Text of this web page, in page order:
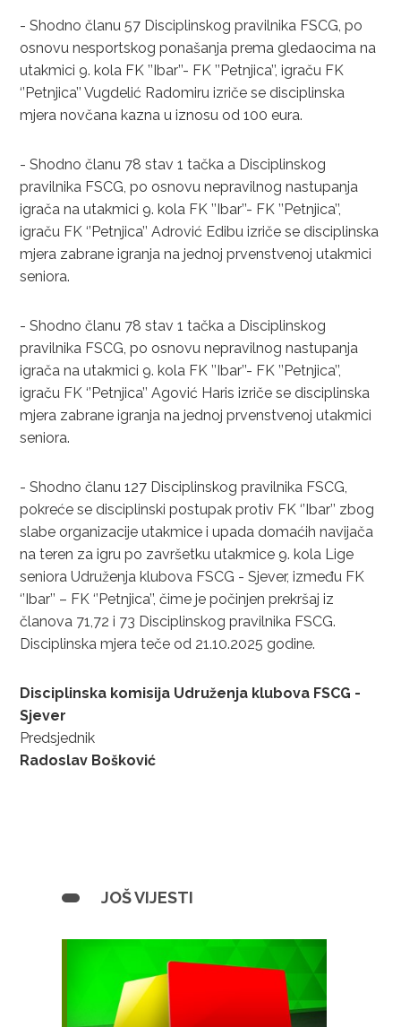
- Shodno članu 57 Disciplinskog pravilnika FSCG, po
osnovu nesportskog ponašanja prema gledaocima na
utakmici 9. kola FK ’’Ibar’’- FK ’’Petnjica’’, igraču FK
‘’Petnjica’’ Vugdelić Radomiru izriče se disciplinska
mjera novčana kazna u iznosu od 100 eura.
- Shodno članu 78 stav 1 tačka a Disciplinskog
pravilnika FSCG, po osnovu nepravilnog nastupanja
igrača na utakmici 9. kola FK ’’Ibar’’- FK ’’Petnjica’’,
igraču FK ‘’Petnjica’’ Adrović Edibu izriče se disciplinska
mjera zabrane igranja na jednoj prvenstvenoj utakmici
seniora.
- Shodno članu 78 stav 1 tačka a Disciplinskog
pravilnika FSCG, po osnovu nepravilnog nastupanja
igrača na utakmici 9. kola FK ’’Ibar’’- FK ’’Petnjica’’,
igraču FK ‘’Petnjica’’ Agović Haris izriče se disciplinska
mjera zabrane igranja na jednoj prvenstvenoj utakmici
seniora.
- Shodno članu 127 Disciplinskog pravilnika FSCG,
pokreće se disciplinski postupak protiv FK ‘’Ibar’’ zbog
slabe organizacije utakmice i upada domaćih navijača
na teren za igru po završetku utakmice 9. kola Lige
seniora Udruženja klubova FSCG - Sjever, između FK
‘’Ibar’’ – FK ‘’Petnjica’’, čime je počinjen prekršaj iz
članova 71,72 i 73 Disciplinskog pravilnika FSCG.
Disciplinska mjera teče od 21.10.2025 godine.
Disciplinska komisija Udruženja klubova FSCG -
Sjever
Predsjednik
Radoslav Bošković
JOŠ VIJESTI